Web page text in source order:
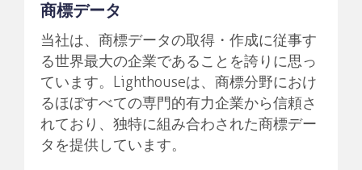
商標データ
当社は、商標データの取得・作成に従事す
る世界最大の企業であることを誇りに思っ
ています。Lighthouseは、商標分野におけ
るほぼすべての専門的有力企業から信頼さ
れており、独特に組み合わされた商標デー
タを提供しています。